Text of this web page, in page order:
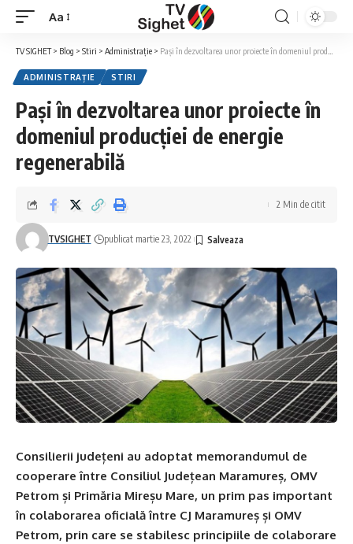
Font
Resizer
Aa
TV SIGHET> Blog > Stiri > Administrație > Pași în dezvoltarea unor proiecte în domeniul producției de energie regenerabilă
ADMINISTRAȚIE STIRI
Pași în dezvoltarea unor proiecte în
domeniul producției de energie
regenerabilă
TVSIGHET publicat martie 23, 2022
2 Min de citit
Consilierii județeni au adoptat memorandumul de
cooperare între Consiliul Județean Maramureș, OMV
Petrom și Primăria Mireșu Mare, un prim pas important
în colaborarea oficială între CJ Maramureș și OMV
Petrom, prin care se stabilesc principiile de colaborare